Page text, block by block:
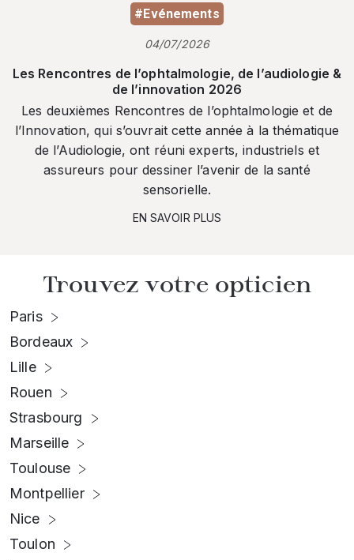
#Evénements
04/07/2026
Les Rencontres de l’ophtalmologie, de l’audiologie &
de l’innovation 2026
Les deuxièmes Rencontres de l’ophtalmologie et de
l’Innovation, qui s’ouvrait cette année à la thématique
de l’Audiologie, ont réuni experts, industriels et
assureurs pour dessiner l’avenir de la santé
sensorielle.
EN SAVOIR PLUS
Trouvez votre opticien
Paris
Bordeaux
Lille
Rouen
Strasbourg
Marseille
Toulouse
Montpellier
Nice
Toulon